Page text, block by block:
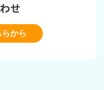
せ
から